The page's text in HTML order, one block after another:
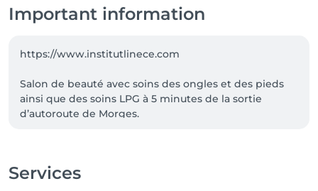
Important information
https://www.institutlinece.com
Salon de beauté avec soins des ongles et des pieds
ainsi que des soins LPG à 5 minutes de la sortie
d’autoroute de Morges.
Paiement :
Services